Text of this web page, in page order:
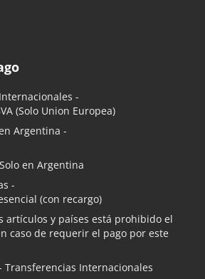
-
(Solo Union Europea)
Argentina -
en Argentina
-
(con recargo)
artículos y países está prohibido el
caso de requerir el pago por este
Transferencias Internacionales